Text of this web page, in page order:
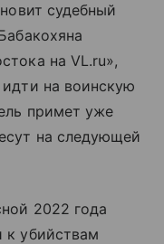
судебный
на VL.ru»,
на воинскую
примет уже
на следующей
2022 года
к убийствам